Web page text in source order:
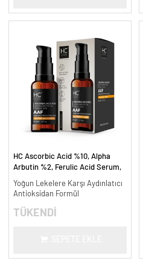
HC Ascorbic Acid %10, Alpha
Arbutin %2, Ferulic Acid Serum,
ml.
Yoğun Lekelere Karşı Aydınlatıcı
Antioksidan Formül
TÜKENDİ